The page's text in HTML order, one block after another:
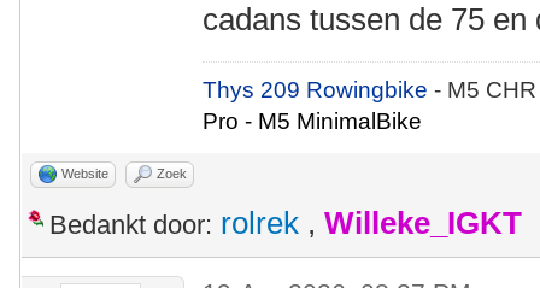
cadans tussen de 75 en
Thys 209 Rowingbike- M5
Pro - M5 MinimalBike
Website Zoek
Bedankt door: rolrek , Willeke_IGKT